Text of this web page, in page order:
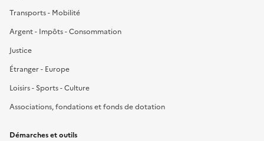
Transports - Mobilité
Argent - Impôts - Consommation
Justice
Étranger - Europe
Loisirs - Sports - Culture
Associations, fondations et fonds de dotation
Démarches et outils